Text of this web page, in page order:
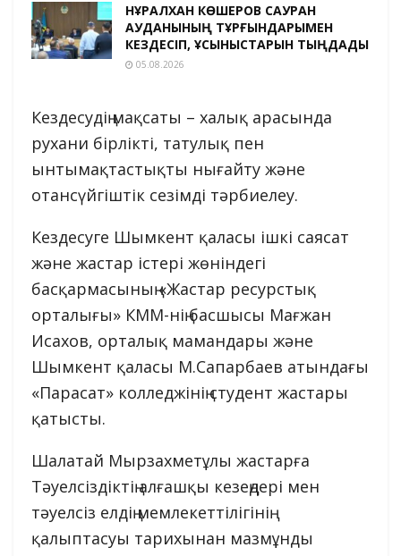
НҰРАЛХАН КӨШЕРОВ САУРАН
АУДАНЫНЫҢ ТҰРҒЫНДАРЫМЕН
КЕЗДЕСІП, ҰСЫНЫСТАРЫН ТЫҢДАДЫ
05.08.2026
Кездесудің мақсаты – халық арасында
рухани бірлікті, татулық пен
ынтымақтастықты нығайту және
отансүйгіштік сезімді тәрбиелеу.
Кездесуге Шымкент қаласы ішкі саясат
және жастар істері жөніндегі
басқармасының «Жастар ресурстық
орталығы» КММ-нің басшысы Мағжан
Исахов, орталық мамандары және
Шымкент қаласы М.Сапарбаев атындағы
«Парасат» колледжінің студент жастары
қатысты.
Шалатай Мырзахметұлы жастарға
Тәуелсіздіктің алғашқы кезеңдері мен
тәуелсіз елдің мемлекеттілігінің
қалыптасуы тарихынан мазмұнды